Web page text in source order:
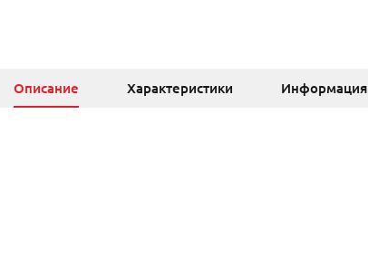
Описание Характеристики Информация